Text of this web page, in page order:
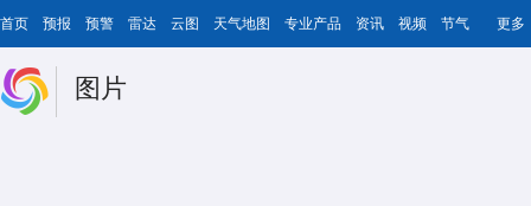
首页 预报 预警 雷达 云图 天气地图 专业产品 资讯 视频 节气 更多
图片